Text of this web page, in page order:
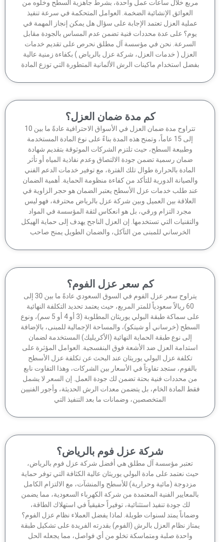
خلال ساعات عمل واحدة، بشرط جاهزية السطح وخلوه من
العوائق الإنشائية الضخمة. العوامل المتحكمة في سرعة تنفيذ
العزل تعتمد الإجابة على سؤال هل يمكن إنجاز المهمة في
على عدة محددات فنية تضمن عدم المساس بالجودة مقابل
نحن في مؤسسة آل مطلق نحرص على تقديم خدمات
( خدمات العزل، شركة عزل بالرياض ) بكفاءة زمنية عالية
استخدام ماكينات الرش الألمانية المتطورة التي توزع المادة
كم مدة ضمان العزل؟
تتراوح مدة ضمان العزل في الأسواق الاحترافية عادةً ما بين 10
إلى 15 عاماً، وتمنح هذه المدة بناءً على نوع المادة المستخدمة
وطبيعة السطح، حيث تلتزم الشركات الموثوقة بتقديم شهادة
ضمان رسمية تضمن جودة الالتصاق وعدم نفاذية المياه أو تأثر
المادة بالحرارة طوال تلك الفترة، مع توفير خدمات الدعم الفني
الدورية للتأكد من كفاءة منظومة الحماية. أهمية الضمان
طلب خدمات عزل الأسطح يعتبر الضمان هو حجر الزاوية في
بين العميل وبين شركة عزل بالرياض محترفة، فهو ليس
مجرد التزام ورقي، بل هو انعكاس لثقة المؤسسة في المواد
التي تستخدمها. إن العزل الناجح يهدف إلى حماية الهيكل
الخرساني للمبنى من التآكل، والضمان الطويل يمنح صاحب
كم سعر عزل الفوم؟
يتراوح سعر عزل الفوم في السوق السعودي عادةً ما بين 30 إلى
60 ريالاً سعودياً للمتر المربع، حيث يعتمد تحديد التكلفة النهائية
على سماكة طبقة البولي يوريثان المطلوبة (3 أو 4 أو 5 سم)، ونوع
(خرساني أو شينكو)، والمساحة الإجمالية للمبنى، بالإضافة
إلى نوع طبقة الحماية النهائية (الأكريليك) المستخدمة لضمان
العزل ضد الأشعة فوق البنفسجية. العوامل المؤثرة على
تكلفة عزل البولي يوريثان عند البحث عن تكلفة عزل الأسطح
ستجد تفاوتاً في الأسعار بين الشركات، وهذا التفاوت نابع
محددات فنية بحتة تضمن لك جودة العمل. إن السعر لا يشمل
المادة الخام، بل يتضمن معدات الرش الحديثة، وأجور الفنيين
المتخصصين، وضمانات ما بعد التنفيذ التي
شركة عزل فوم بالرياض؟
تعتبر مؤسسة آل مطلق هي أفضل شركة عزل فوم بالرياض،
نعتمد على مادة البولي يوريثان عالية الكثافة التي توفر حماية
(مائية وحرارية) للأسطح والمنشآت، مع الالتزام الكامل
الفنية المعتمدة من شركة الكهرباء السعودية، مما يضمن
لك جودة تنفيذ استثنائية، توفيراً حقيقياً في استهلاك الطاقة،
يمتد لسنوات طويلة. لماذا يفضل العملاء نظام عزل الفوم؟
نظام العزل بالرش (الفوم) بقدرته الفريدة على تشكيل طبقة
واحدة صلبة ومتماسكة تخلو من أي فواصل، مما يجعله الحل